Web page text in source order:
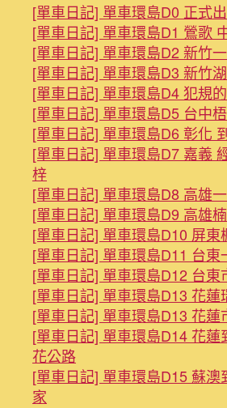
[單車日記] 單車環島D0 正式
[單車日記] 單車環島D1 鶯歌
[單車日記] 單車環島D2 新竹
[單車日記] 單車環島D3 新竹
[單車日記] 單車環島D4 犯規
[單車日記] 單車環島D5 台中
[單車日記] 單車環島D6 彰化
[單車日記] 單車環島D7 嘉義
梓
[單車日記] 單車環島D8 高雄
[單車日記] 單車環島D9 高雄
[單車日記] 單車環島D10 屏東
[單車日記] 單車環島D11 台東
[單車日記] 單車環島D12 台東
[單車日記] 單車環島D13 花蓮
[單車日記] 單車環島D13 花蓮
[單車日記] 單車環島D14 花蓮
花公路
[單車日記] 單車環島D15 蘇澳
家